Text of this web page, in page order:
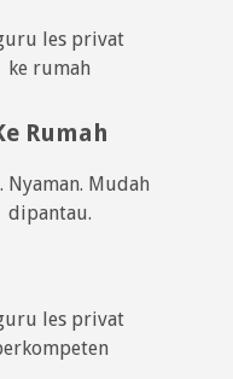
Rumah
Nyaman. Mudah
dipantau.